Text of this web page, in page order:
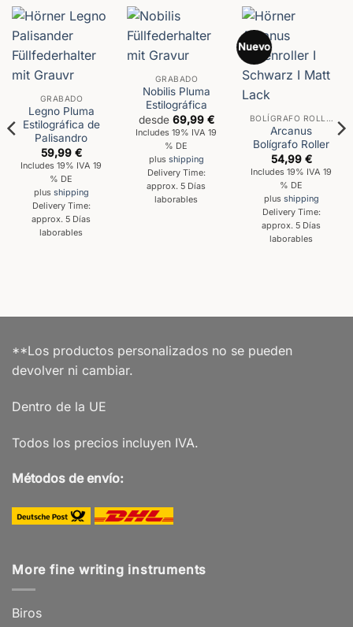
GRABADO
Legno Pluma
Estilográfica de
Palisandro
59,99 €
Includes 19% IVA 19
% DE
plus shipping
Delivery Time:
approx. 5 Días
laborables
GRABADO
Nobilis Pluma
Estilográfica
desde 69,99 €
Includes 19% IVA 19
% DE
plus shipping
Delivery Time:
approx. 5 Días
laborables
Nuevo
BOLÍGRAFO ROLLER
Arcanus
Bolígrafo Roller
54,99 €
Includes 19% IVA 19
% DE
plus shipping
Delivery Time:
approx. 5 Días
laborables
**Los productos personalizados no se pueden
devolver ni cambiar.
Dentro de la UE
Todos los precios incluyen IVA.
Métodos de envío:
More fine writing instruments
Biros